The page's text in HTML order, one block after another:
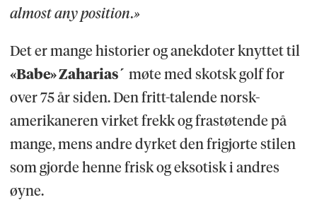
almost any position.»
Det er mange historier og anekdoter knyttet til
«Babe» Zaharias´ møte med skotsk golf for
over 75 år siden. Den fritt-talende norsk-
amerikaneren virket frekk og frastøtende på
mange, mens andre dyrket den frigjorte stilen
som gjorde henne frisk og eksotisk i andres
øyne.